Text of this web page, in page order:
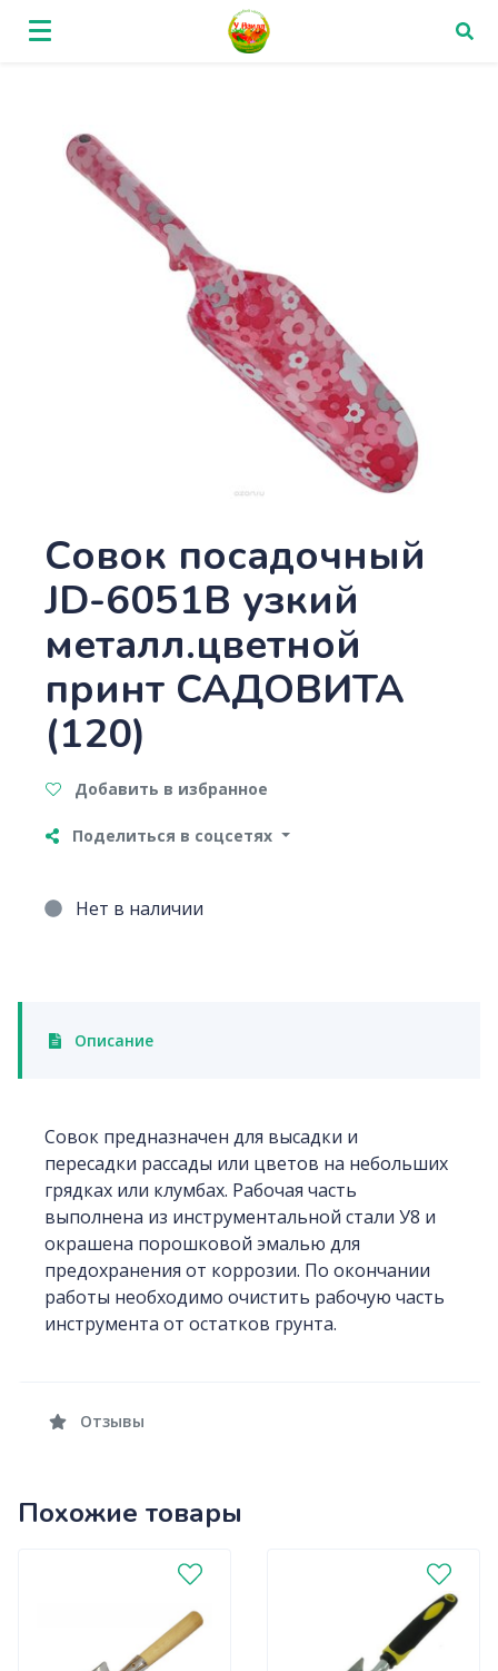
Совок посадочный
JD-6051B узкий
металл.цветной
принт САДОВИТА
(120)
Добавить в избранное
Поделиться в соцсетях
Нет в наличии
Описание
Совок предназначен для высадки и
пересадки рассады или цветов на небольших
грядках или клумбах. Рабочая часть
выполнена из инструментальной стали У8 и
окрашена порошковой эмалью для
предохранения от коррозии. По окончании
работы необходимо очистить рабочую часть
инструмента от остатков грунта.
Отзывы
Похожие товары